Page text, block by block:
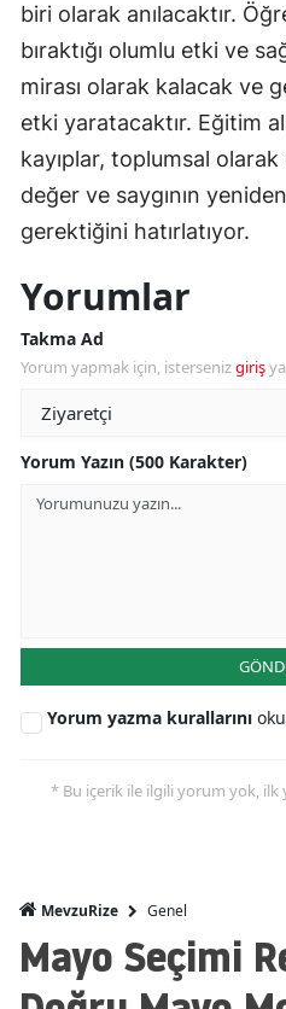
biri olarak anılacaktır.
bıraktığı olumlu etki ve
mirası olarak kalacak ve
etki yaratacaktır. Eğitim
kayıplar, toplumsal
değer ve saygının
gerektiğini hatırlatıyor.
Yorumlar
Takma Ad
Yorum yapmak için, istersenizgiriş
Yorum Yazın (500 Karakter)
Yorum yazma kurallarını
* Bu içerik ile ilgili yorum yok, ilk
MevzuRize Genel
Mayo Seçimi